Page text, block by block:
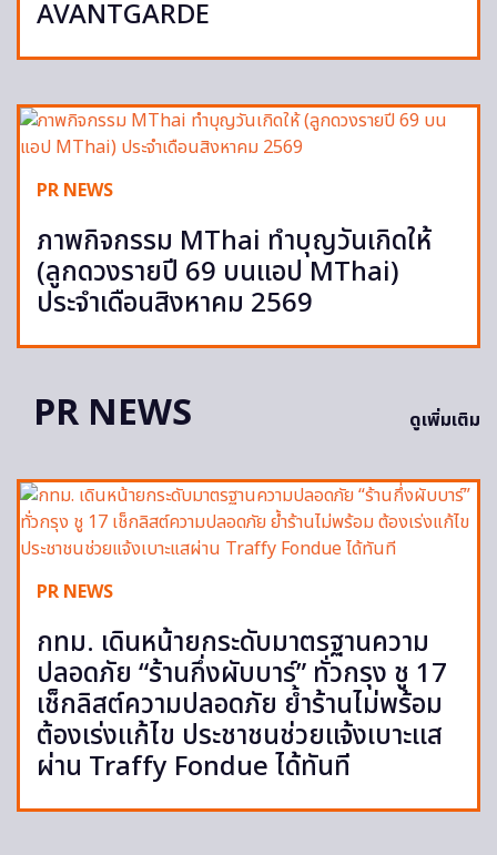
AVANTGARDE
PR NEWS
ภาพกิจกรรม MThai ทำบุญวันเกิดให้
(ลูกดวงรายปี 69 บนแอป MThai)
ประจำเดือนสิงหาคม 2569
PR NEWS ดูเพิ่มเติม
PR NEWS
กทม. เดินหน้ายกระดับมาตรฐานความ
ปลอดภัย “ร้านกึ่งผับบาร์” ทั่วกรุง ชู 17
เช็กลิสต์ความปลอดภัย ย้ำร้านไม่พร้อม
ต้องเร่งแก้ไข ประชาชนช่วยแจ้งเบาะแส
ผ่าน Traffy Fondue ได้ทันที